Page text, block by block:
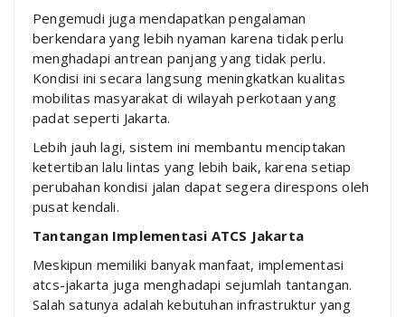
Pengemudi juga mendapatkan pengalaman
berkendara yang lebih nyaman karena tidak perlu
menghadapi antrean panjang yang tidak perlu.
Kondisi ini secara langsung meningkatkan kualitas
mobilitas masyarakat di wilayah perkotaan yang
padat seperti Jakarta.
Lebih jauh lagi, sistem ini membantu menciptakan
ketertiban lalu lintas yang lebih baik, karena setiap
perubahan kondisi jalan dapat segera direspons oleh
pusat kendali.
Tantangan Implementasi ATCS Jakarta
Meskipun memiliki banyak manfaat, implementasi
atcs-jakarta juga menghadapi sejumlah tantangan.
Salah satunya adalah kebutuhan infrastruktur yang